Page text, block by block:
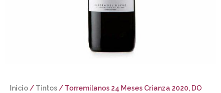
Inicio/ Tintos/ Torremilanos 24 Meses Crianza 2020, DO